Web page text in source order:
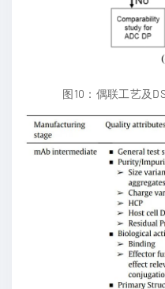
图10：偶联工艺及